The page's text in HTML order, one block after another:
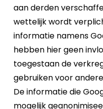
aan derden
wettelijk wordt
informatie namens
hebben hier geen
toegestaan de
gebruiken voor
De informatie die
mogelijk